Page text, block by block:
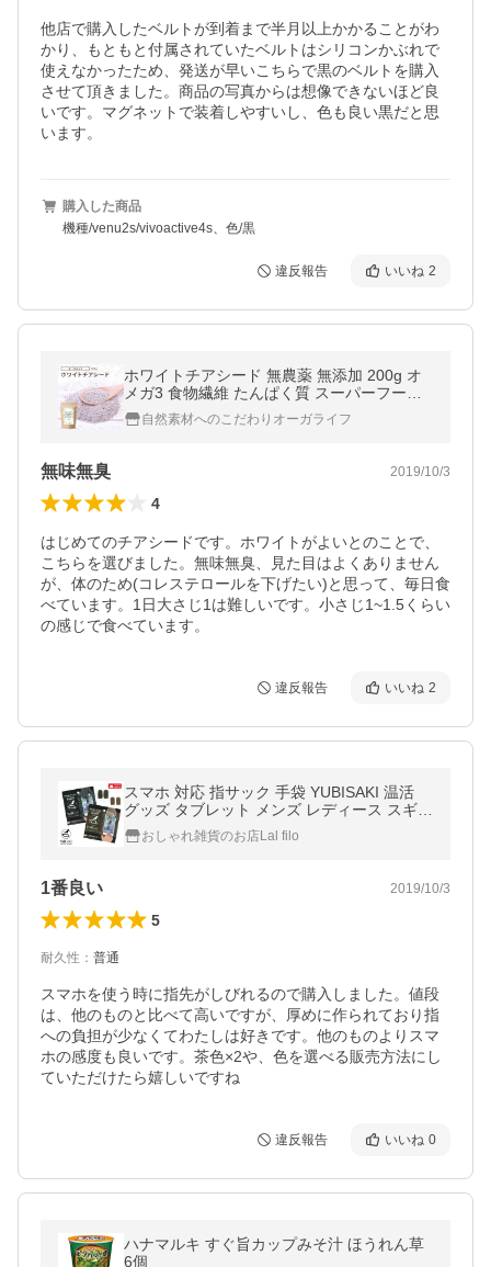
他店で購入したベルトが到着まで半月以上かかることがわ
かり、もともと付属されていたベルトはシリコンかぶれで
使えなかったため、発送が早いこちらで黒のベルトを購入
させて頂きました。商品の写真からは想像できないほど良
いです。マグネットで装着しやすいし、色も良い黒だと思
います。
購入した商品
機種/venu2s/vivoactive4s、色/黒
違反報告 いいね 2
ホワイトチアシード 無農薬 無添加 200g オ
メガ3 食物繊維 たんぱく質 スーパーフード
健康食品 美容 サプリ 食べ物 簡単 栄養 レシ
ピ 食品 サルバチア
自然素材へのこだわりオーガライフ
無味無臭 2019/10/3
4
はじめてのチアシードです。ホワイトがよいとのことで、
こちらを選びました。無味無臭、見た目はよくありません
が、体のため(コレステロールを下げたい)と思って、毎日食
べています。1日大さじ1は難しいです。小さじ1~1.5くらい
の感じで食べています。
違反報告 いいね 2
スマホ 対応 指サック 手袋 YUBISAKI 温活
グッズ タブレット メンズ レディース スギタ
手あれ 指先荒れ 2個セット BLACK BROWN
母の日 2026
おしゃれ雑貨のお店Lal filo
1番良い 2019/10/3
5
耐久性 ： 普通
スマホを使う時に指先がしびれるので購入しました。値段
は、他のものと比べて高いですが、厚めに作られており指
への負担が少なくてわたしは好きです。他のものよりスマ
ホの感度も良いです。茶色×2や、色を選べる販売方法にし
ていただけたら嬉しいですね
違反報告 いいね 0
ハナマルキ すぐ旨カップみそ汁 ほうれん草
6個